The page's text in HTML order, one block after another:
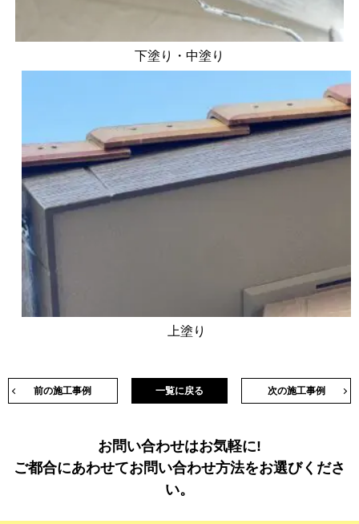
下塗り・中塗り
上塗り
前の施工事例 次の施工事例
一覧に戻る
お問い合わせはお気軽に!
ご都合にあわせてお問い合わせ方法をお選びくださ
い。